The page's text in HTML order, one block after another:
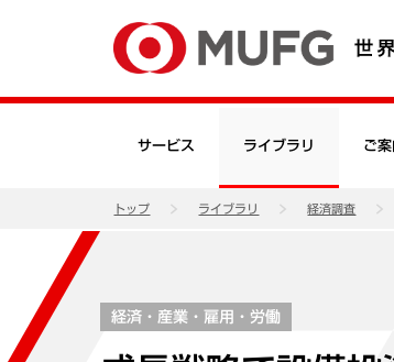
サービス ライブラリ ご
トップ ライブラリ 経済調査
経済・産業・雇用・労働